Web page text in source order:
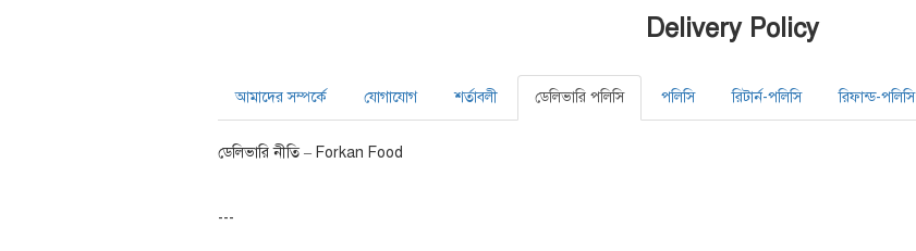
Delivery Policy
আমাদের সম্পর্কে যোগাযোগ শর্তাবলী ডেলিভারি পলিসি পলিসি রিটার্ন-পলিসি রিফান্ড-পলিসি
ডেলিভারি নীতি – Forkan Food
---